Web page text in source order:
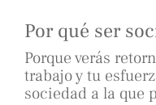
Por qué ser
Porque verás
trabajo y tu
sociedad a la que